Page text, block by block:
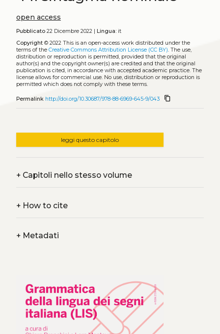
open access
Pubblicato22 Dicembre 2022 | Lingua:it
Copyright© 2022 This is an open-access work distributed under the
terms of the Creative Commons Attribution License (CC BY). The use,
distribution or reproduction is permitted, provided that the original
author(s) and the copyright owner(s) are credited and that the original
publication is cited, in accordance with accepted academic practice. The
license allows for commercial use. No use, distribution or reproduction is
permitted which does not comply with these terms.
Permalink http://doi.org/10.30687/978-88-6969-645-9/043 content_copy
leggi questo capitolo
+Capitoli nello stesso volume
+How to cite
+Metadati